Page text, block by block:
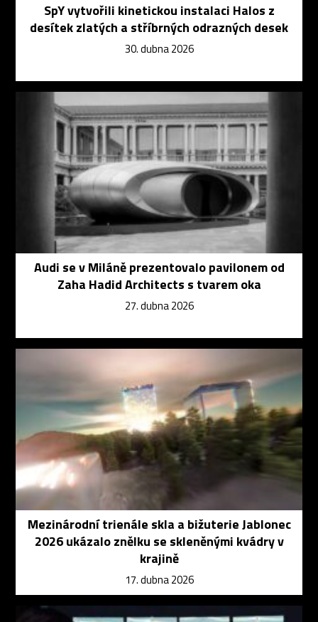
SpY vytvořili kinetickou instalaci Halos z
desítek zlatých a stříbrných odrazných desek
30. dubna 2026
Audi se v Miláně prezentovalo pavilonem od
Zaha Hadid Architects s tvarem oka
27. dubna 2026
Mezinárodní trienále skla a bižuterie Jablonec
2026 ukázalo znělku se skleněnými kvádry v
krajině
17. dubna 2026